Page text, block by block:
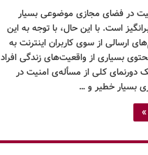
در فضای مجازی موضوعی بسیار
است. با این حال، با توجه به این
ارسالی از سوی کاربران اینترنت به
بسیاری از واقعیت‌های زندگی افراد
دورنمای کلی از مسأله‌ی امنیت در
بسیار خطیر و …
»